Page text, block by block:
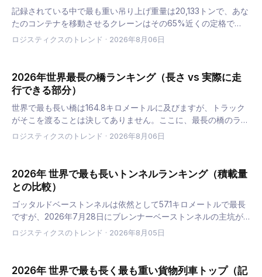
記録されている中で最も重い吊り上げ重量は20,133トンで、あな
たのコンテナを移動させるクレーンはその65%近くの定格で
す。ここでは、最大のクレーンをランキング形式で紹介し、ター
ロジスティクスのトレンド · 2026年8月06日
2026年世界最長の橋ランキング（長さ vs 実際に走
行できる部分）
世界で最も長い橋は164.8キロメートルに及びますが、トラック
がそこを渡ることは決してありません。ここに、最長の橋のラン
キング、貨物輸送をしている橋、そしてなぜ30トンの制限速度
ロジスティクスのトレンド · 2026年8月06日
2026年 世界で最も長いトンネルランキング（積載量
との比較）
ゴッタルドベーストンネルは依然として57.1キロメートルで最長
ですが、2026年7月28日にブレンナーベーストンネルの主坑が
貫通し、2032年には64キロメートルの路線が開業します。以下
ロジスティクスのトレンド · 2026年8月05日
2026年 世界で最も長く最も重い貨物列車トップ（記